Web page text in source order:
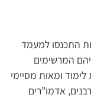
התכנסו למעמד
המרשימים
ומאות מסיימי
אדמו”רים